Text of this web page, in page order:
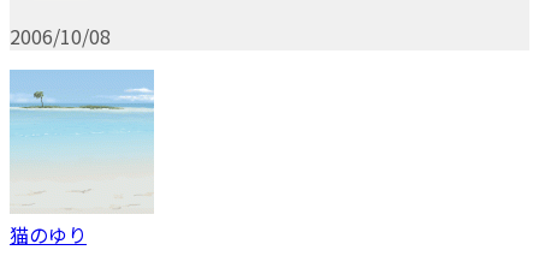
2006/10/08
猫のゆり